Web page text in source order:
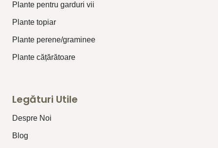
Plante pentru garduri vii
Plante topiar
Plante perene/graminee
Plante cățărătoare
Legături Utile
Despre Noi
Blog